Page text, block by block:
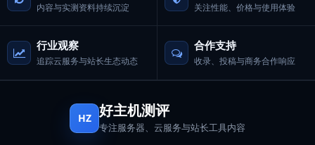
内容与实测资料持续沉淀 关注性能、价格与使用体验
行业观察
追踪云服务与站长生态动态
合作支持
收录、投稿与商务合作响应
HZ 好主机测评
专注服务器、云服务与站长工具内容